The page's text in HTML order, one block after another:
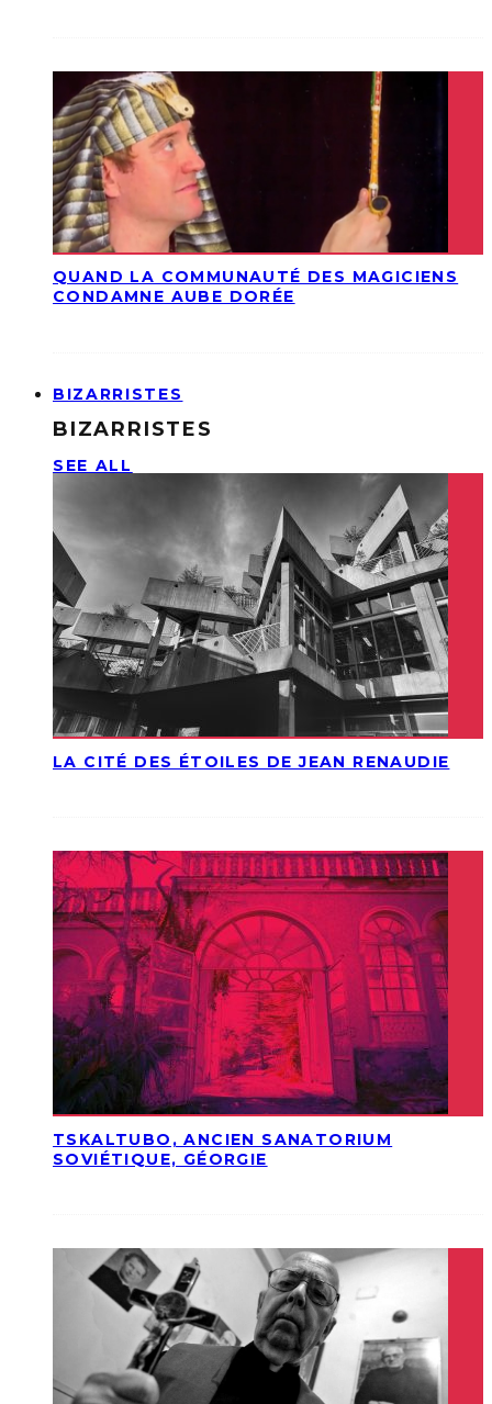
QUAND LA COMMUNAUTÉ DES MAGICIENS
CONDAMNE AUBE DORÉE
BIZARRISTES
BIZARRISTES
SEE ALL
LA CITÉ DES ÉTOILES DE JEAN RENAUDIE
TSKALTUBO, ANCIEN SANATORIUM
SOVIÉTIQUE, GÉORGIE